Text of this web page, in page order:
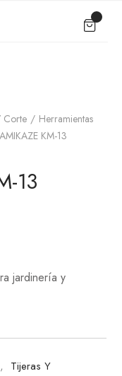
Corte
Herramientas
KM-13
13
jardinería y
, Tijeras Y